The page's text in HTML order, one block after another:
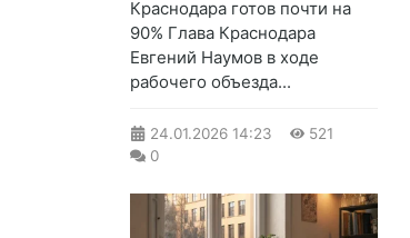
Краснодара готов почти на
90% Глава Краснодара
Евгений Наумов в ходе
рабочего объезда...
24.01.2026 14:23
521
0